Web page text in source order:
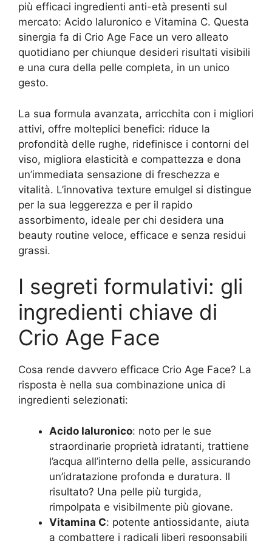
più efficaci ingredienti anti-età presenti sul
mercato: Acido Ialuronico e Vitamina C. Questa
sinergia fa di Crio Age Face un vero alleato
quotidiano per chiunque desideri risultati visibili
e una cura della pelle completa, in un unico
gesto.
La sua formula avanzata, arricchita con i migliori
attivi, offre molteplici benefici: riduce la
profondità delle rughe, ridefinisce i contorni del
viso, migliora elasticità e compattezza e dona
un’immediata sensazione di freschezza e
vitalità. L’innovativa texture emulgel si distingue
per la sua leggerezza e per il rapido
assorbimento, ideale per chi desidera una
beauty routine veloce, efficace e senza residui
grassi.
I segreti formulativi: gli
ingredienti chiave di
Crio Age Face
Cosa rende davvero efficace Crio Age Face? La
risposta è nella sua combinazione unica di
ingredienti selezionati:
Acido Ialuronico: noto per le sue
straordinarie proprietà idratanti, trattiene
l’acqua all’interno della pelle, assicurando
un’idratazione profonda e duratura. Il
risultato? Una pelle più turgida,
rimpolpata e visibilmente più giovane.
Vitamina C: potente antiossidante, aiuta
a combattere i radicali liberi responsabili